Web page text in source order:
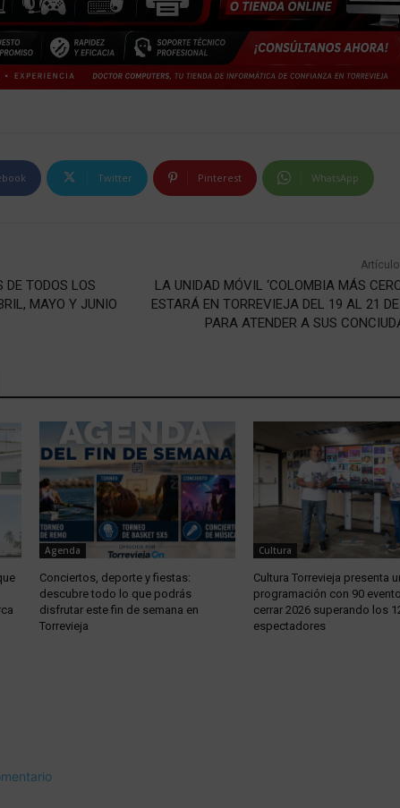
Twitter Pinterest WhatsApp
DE TODOS LOS
MAYO Y JUNIO
LA UNIDAD MÓVIL ‘COLOMBIA MÁS
ESTARÁ EN TORREVIEJA DEL 19 AL 21
PARA ATENDER A SUS
Agenda
Conciertos, deporte y fiestas:
descubre todo lo que podrás
disfrutar este fin de semana en
Torrevieja
Cultura
Cultura Torrevieja presenta
programación con 90
cerrar 2026 superando los
espectadores